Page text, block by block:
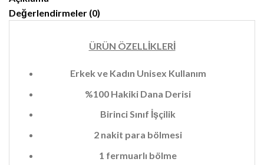
Değerlendirmeler (0)
ÜRÜN ÖZELLİKLERİ
Erkek ve Kadın Unisex Kullanım
%100 Hakiki Dana Derisi
Birinci Sınıf İşçilik
2 nakit para bölmesi
1 fermuarlı bölme